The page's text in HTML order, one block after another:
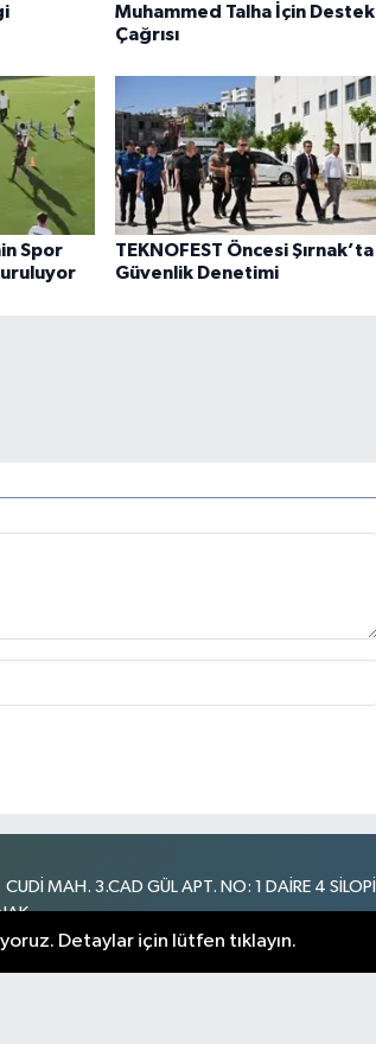
Muhammed Talha İçin Destek
Çağrısı
Spor
TEKNOFEST Öncesi Şırnak’ta
Güvenlik Denetimi
CUDİ MAH. 3.CAD GÜL APT. NO: 1 DAİRE 4 SİLOPİ
Detaylar için lütfen tıklayın.